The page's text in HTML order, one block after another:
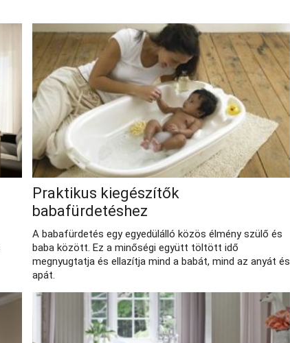
Praktikus kiegészítők
babafürdetéshez
A babafürdetés egy egyedülálló közös élmény szülő és
baba között. Ez a minőségi együtt töltött idő
megnyugtatja és ellazítja mind a babát, mind az anyát és
apát.